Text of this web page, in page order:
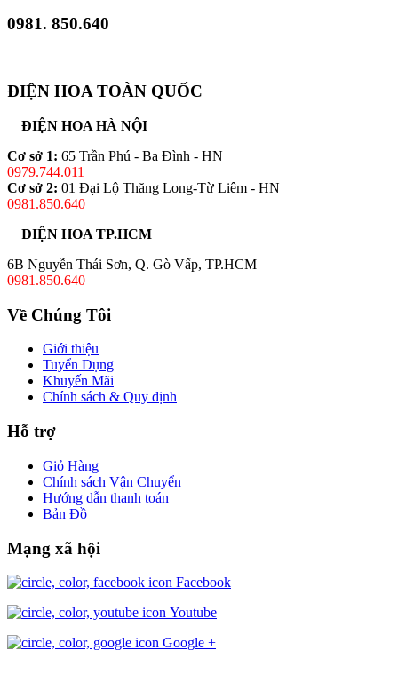
0981. 850.640
ĐIỆN HOA TOÀN QUỐC
ĐIỆN HOA HÀ NỘI
Cơ sở 1: 65 Trần Phú - Ba Đình - HN
0979.744.011
Cơ sở 2: 01 Đại Lộ Thăng Long-Từ Liêm - HN
0981.850.640
ĐIỆN HOA TP.HCM
6B Nguyễn Thái Sơn, Q. Gò Vấp, TP.HCM
0981.850.640
Về Chúng Tôi
Giới thiệu
Tuyển Dụng
Khuyến Mãi
Chính sách & Quy định
Hỗ trợ
Giỏ Hàng
Chính sách Vận Chuyển
Hướng dẫn thanh toán
Bản Đồ
Mạng xã hội
Facebook
Youtube
Google +